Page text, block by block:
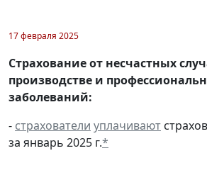
17 февраля 2025
Страхование от несчастных
производстве и
заболеваний:
- страхователи уплачивают
за январь 2025 г.*